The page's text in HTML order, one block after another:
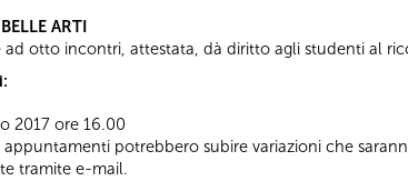
ARTI
ad otto incontri, attestata, dà diritto agli studenti al
2017 ore 16.00
appuntamenti potrebbero subire variazioni che
tramite e-mail.